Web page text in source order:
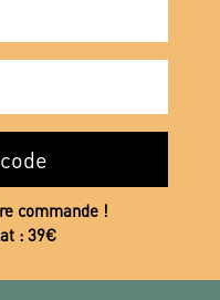
commande !
: 39€